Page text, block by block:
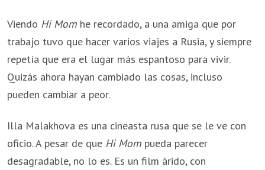
Viendo Hi Mom he recordado, a una amiga que por
trabajo tuvo que hacer varios viajes a Rusia, y siempre
repetía que era el lugar más espantoso para vivir.
Quizás ahora hayan cambiado las cosas, incluso
pueden cambiar a peor.
Illa Malakhova es una cineasta rusa que se le ve con
oficio. A pesar de que Hi Mom pueda parecer
desagradable, no lo es. Es un film árido, con